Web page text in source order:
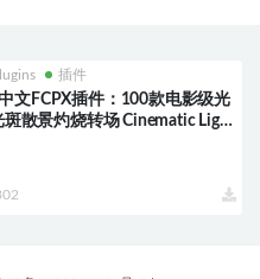
插件
文FCPX插件：100款电影级光
散景灼烧转场 Cinematic Light